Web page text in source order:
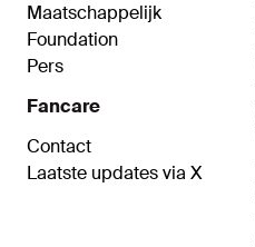
Maatschappelijk
Foundation
Pers
Fancare
Contact
Laatste updates via X